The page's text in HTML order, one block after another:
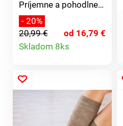
Príjemne a pohodlne
sa nosia, vypracované
jemné mäkké lemy sa
nezarezávajú do
pokožky.
- 20%
20,99 €
od 16,79 €
Skladom 8ks
Detail